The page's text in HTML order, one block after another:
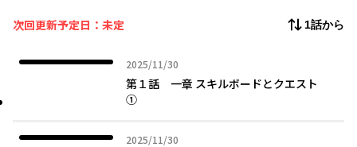
次回更新予定日：未定 1話から
2025/11/30
2025年11月30日
第１話 一章 スキルボードとクエスト
①
2025/11/30
2025年11月30日